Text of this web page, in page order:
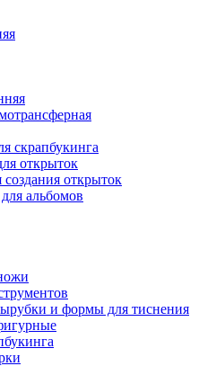
скрапбукинга
открыток
открыток
альбомов
и формы для тиснения